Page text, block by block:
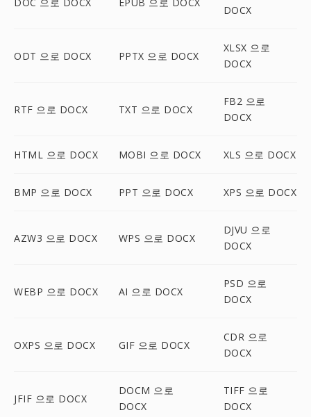
DOCX
ODT 으로 DOCX PPTX 으로 DOCX
XLSX 으로
DOCX
RTF 으로 DOCX TXT 으로 DOCX
FB2 으로
DOCX
HTML 으로 DOCX MOBI 으로 DOCX XLS 으로 DOCX
BMP 으로 DOCX PPT 으로 DOCX XPS 으로 DOCX
AZW3 으로 DOCX WPS 으로 DOCX
DJVU 으로
DOCX
WEBP 으로 DOCX AI 으로 DOCX
PSD 으로
DOCX
OXPS 으로 DOCX GIF 으로 DOCX
CDR 으로
DOCX
JFIF 으로 DOCX
DOCM 으로
DOCX
TIFF 으로
DOCX